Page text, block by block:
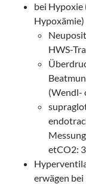
bei Hypoxie
HWS-
(Wendl-
etCO2:
erwägen bei